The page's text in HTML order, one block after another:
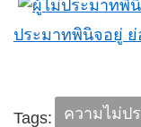
ประมาทพินิจอยู่
Tags: ความไม่ป